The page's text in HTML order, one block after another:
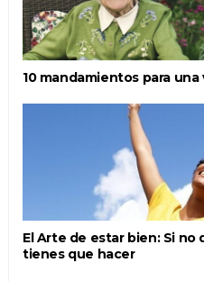
10 mandamientos para
El Arte de estar bien: Si
tienes que hacer